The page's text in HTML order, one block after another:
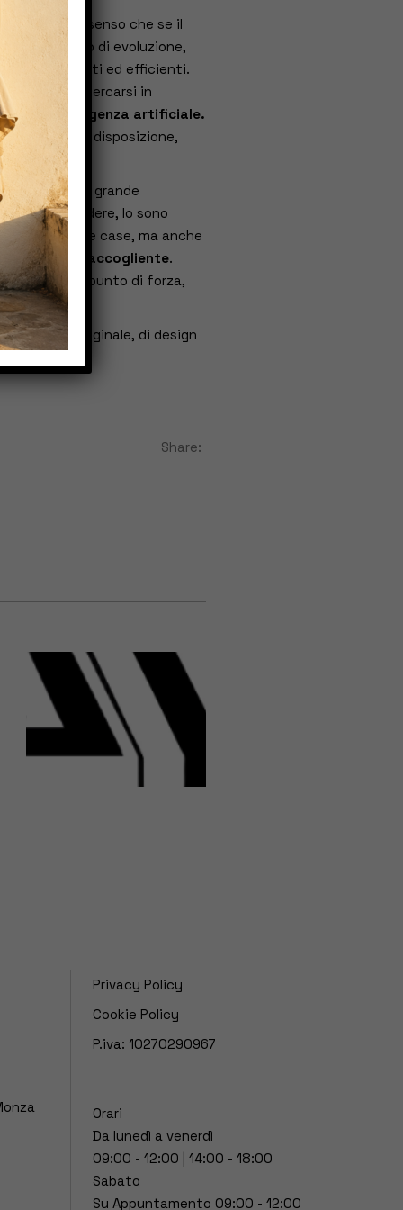
senso? Nel senso che se il
loro percorso di evoluzione,
più resistenti ed efficienti.
da ricercarsi in
intelligenza artificiale.
a nostra disposizione,
tenda fa una grande
belle da vedere, lo sono
nelle nostre case, ma anche
ma anche accogliente.
un gran bel punto di forza,
un modo originale, di design
Share:
Privacy Policy
Cookie Policy
P.iva: 10270290967
Orari
Da lunedì a venerdì
09:00 - 12:00 | 14:00 - 18:00
Sabato
Su Appuntamento 09:00 - 12:00